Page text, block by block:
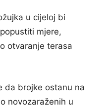
u cijeloj bi
mjere,
otvaranje terasa
da brojke ostanu na
novozaraženih u